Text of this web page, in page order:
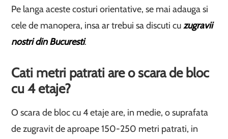
Pe langa aceste costuri orientative, se mai adauga si
cele de manopera, insa ar trebui sa discuti cuzugravii
nostri din Bucuresti.
Cati metri patrati are o scara de bloc
cu 4 etaje?
O scara de bloc cu 4 etaje are, in medie, o suprafata
de zugravit de aproape 150-250 metri patrati, in